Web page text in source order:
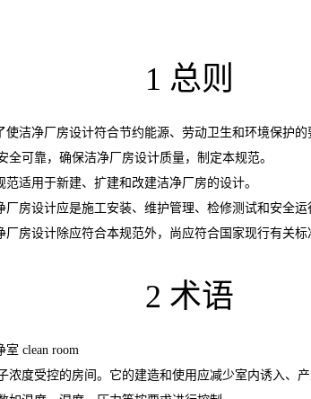
1 总则
使洁净厂房设计符合节约能源、劳动卫生和环境保护的
全可靠，确保洁净厂房设计质量，制定本规范。
范适用于新建、扩建和改建洁净厂房的设计。
厂房设计应是施工安装、维护管理、检修测试和安全运
厂房设计除应符合本规范外，尚应符合国家现行有关标
2 术语
室 clean room
浓度受控的房间。它的建造和使用应减少室内诱入、